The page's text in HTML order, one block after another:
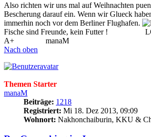
Also richten wir uns mal auf Weihnachten
Bescherung darauf ein. Wenn wir Glueck
immerhin noch vor dem Berliner Flughafen.
Fische sind Freunde, kein Futter !
A+
manaM
Nach oben
Themen Starter
manaM
Beiträge: 1218
Registriert: Mi 18. Dez 2013, 09:09
Wohnort: Nakhonchaiburin, KKU &